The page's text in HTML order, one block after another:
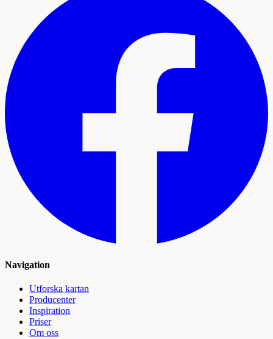
Navigation
Utforska kartan
Producenter
Inspiration
Priser
Om oss